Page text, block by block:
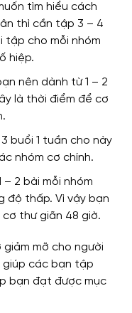
tìm hiểu cách
thì cần tập 3 – 4
tập cho mỗi nhóm
hiệp.
nên dành từ1 – 2
là thời điểm để cơ
.
buổi 1 tuần cho này
nhóm cơ chính.
– 2 bài mỗi nhóm
độ thấp. Vì vậy bạn
cơ thư giãn 48 giờ.